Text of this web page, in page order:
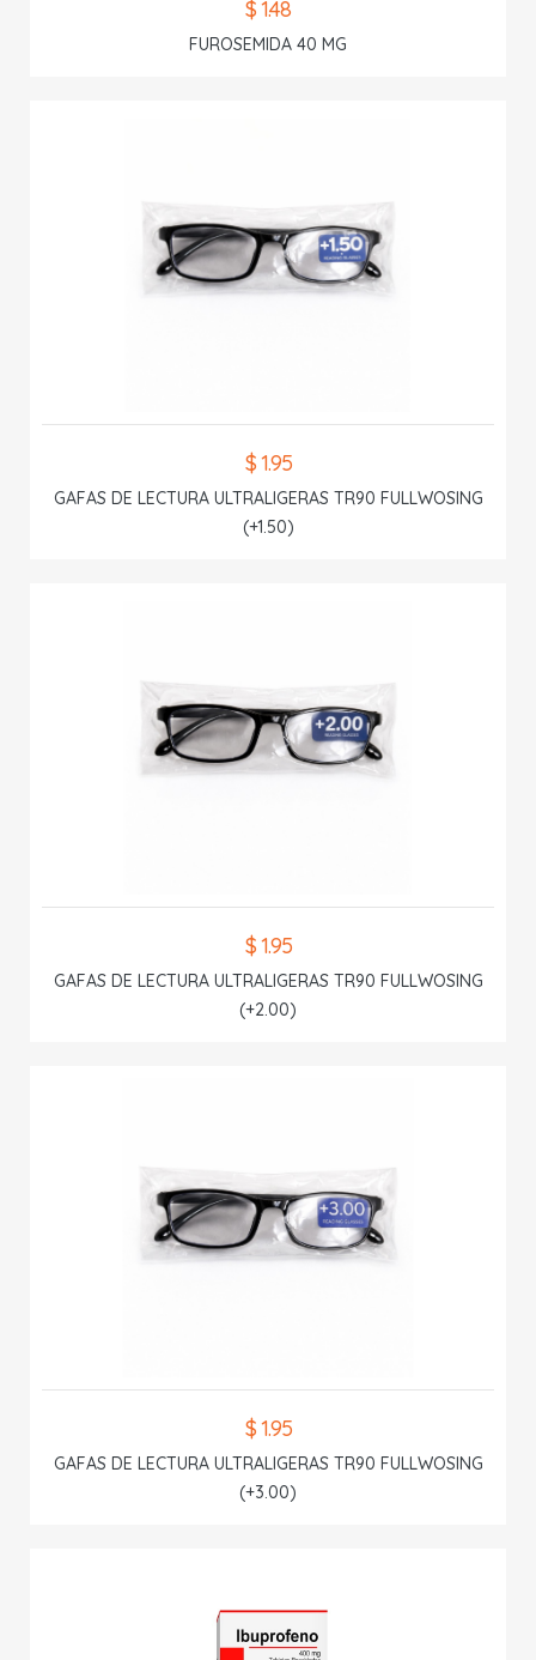
$ 1.48
FUROSEMIDA 40 MG
$ 1.95
GAFAS DE LECTURA ULTRALIGERAS TR90 FULLWOSING
(+1.50)
$ 1.95
GAFAS DE LECTURA ULTRALIGERAS TR90 FULLWOSING
(+2.00)
$ 1.95
GAFAS DE LECTURA ULTRALIGERAS TR90 FULLWOSING
(+3.00)